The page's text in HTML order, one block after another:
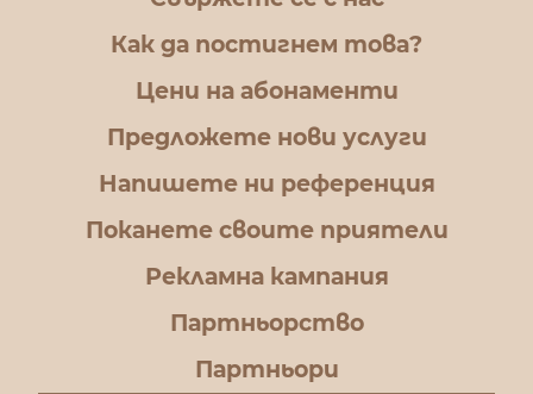
Как да постигнем това?
Цени на абонаменти
Предложете нови услуги
Напишете ни референция
Поканете своите приятели
Рекламна кампания
Партньорство
Партньори